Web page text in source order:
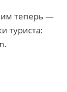
им теперь —
туриста: